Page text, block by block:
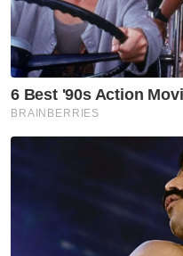
seperti Perak
Pembangunan
Yayasan Bina
Perdagangan Dalam
Hidup),” katanya.